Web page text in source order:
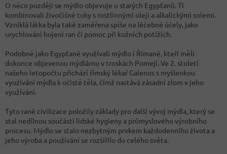
O něco později se mýdlo objevuje u starých Egypťanů. Ti
kombinovali živočišné tuky s rostlinnými oleji a alkalickými solemi.
Vzniklá látka byla také zaměřena spíše na léčebné účely, jako
urychlování hojení ran či pomoc při kožních potížích.
Podobně jako Egypťané využívali mýdlo i Římané, kteří měli
dokonce objevenou mýdlárnu v troskách Pomejí. Ve 2. století
našeho letopočtu přichází římský lékař Galenos s myšlenkou
využívání mýdla k očistě těla, čímž nastává zásadní zlom v jeho
využívání.
Tyto rané civilizace položily základy pro další vývoj mýdla, který se
stal nedílnou součástí lidské hygieny a průmyslového výrobního
procesu. Mýdlo se stalo nezbytným prvkem každodenního života a
jeho výroba a používání se rozšířilo do celého světa.